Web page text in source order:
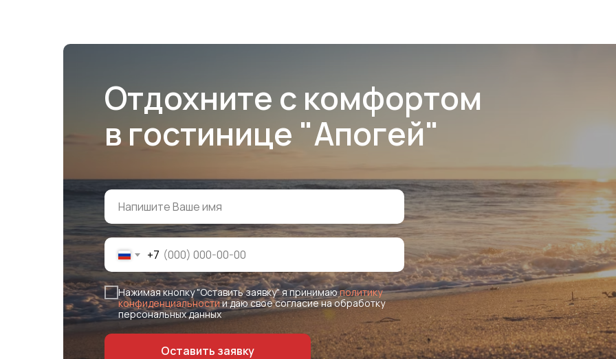
Отдохните с комфортом
в гостинице "Апогей"
+7
Нажимая кнопку "Оставить заявку" я принимаюполитику
конфиденциальностии даю свое согласие на обработку
персональных данных
Оставить заявку